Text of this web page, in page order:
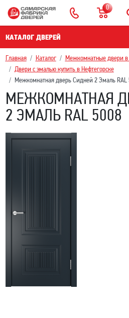
0
КАТАЛОГ ДВЕРЕЙ
Главная Каталог
Межкомнатные двери в
Двери с эмалью купить в Нефтегорскe
Межкомнатная дверь Сидней 2 Эмаль RAL
МЕЖКОМНАТНАЯ
2 ЭМАЛЬ RAL 5008